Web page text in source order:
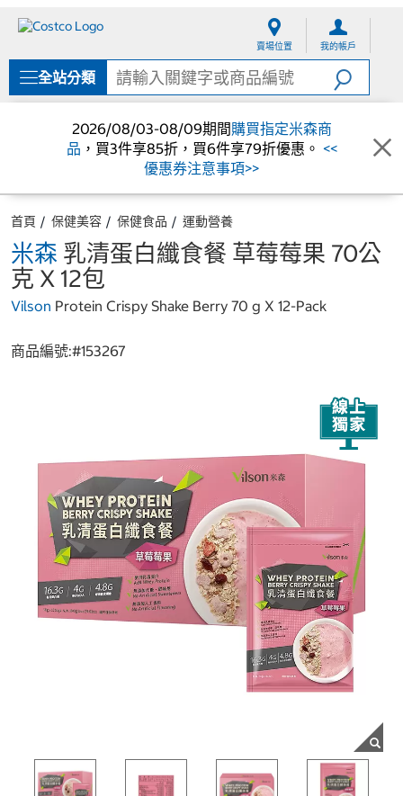
單
賣場位置 我的帳戶
全站分類
2026/08/03-08/09期間購買指定米森商
品 ，買3件享85折，買6件享79折優惠。 <<
優惠券注意事項>>
首頁 保健美容 保健食品 運動營養
米森 乳清蛋白纖食餐 草莓莓果 70公
克 X 12包
Vilson Protein Crispy Shake Berry 70 g X 12-Pack
商品編號:#153267